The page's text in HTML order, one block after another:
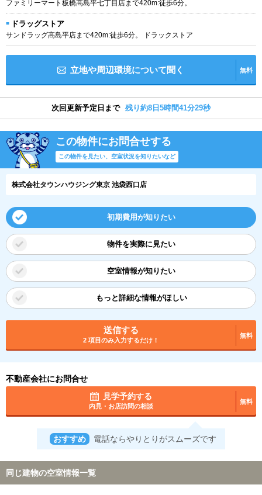
ファミリーマート板橋高島平七丁目店まで420m:徒歩6分。
ドラッグストア
サンドラッグ高島平店まで420m:徒歩6分。 ドラックストア
立地や周辺環境について聞く 無料
次回更新予定日まで 残り約8日5時間41分28秒
この物件にお問合せする
この物件を見たい、空室状況を知りたいなど
株式会社タウンハウジング東京 池袋西口店
初期費用が知りたい
物件を実際に見たい
空室情報が知りたい
もっと詳細な情報がほしい
送信する
2 項目のみ入力するだけ！
無料
不動産会社にお問合せ
見学予約する
内見・お店訪問の相談
無料
おすすめ 電話ならやりとりがスムーズです
同じ建物の空室情報一覧